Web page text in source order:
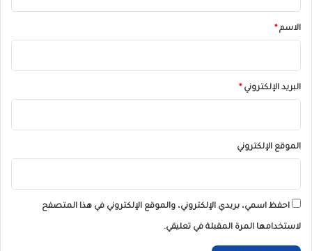
*الاسم *
البريد الإلكتروني *
الموقع الإلكتروني
احفظ اسمي، بريدي الإلكتروني، والموقع الإلكتروني في هذا المتصفح
لاستخدامها المرة المقبلة في تعليقي.